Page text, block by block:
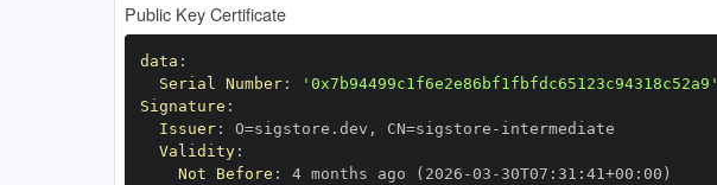
Public Key Certificate
data :
Serial Number:
'0x7b94499c1f6e2e86bf1fbfdc65123c94318c52a9'
Signature :
Issuer: O=sigstore.dev , CN=sigstore -
Validity:
Not Before : 4 months ago (2026 -03 - 30T07 : 31 : 41+00 :